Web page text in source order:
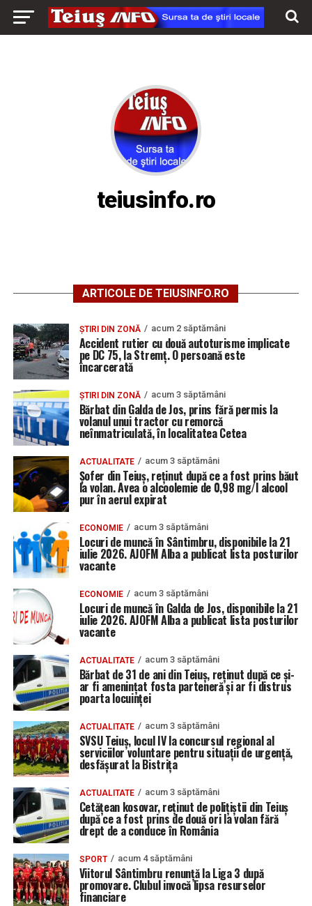
teiusinfo.ro
ARTICOLE DE TEIUSINFO.RO
ȘTIRI DIN ZONĂ acum 2 săptămâni
Accident rutier cu două autoturisme implicate
pe DC 75, la Stremț. O persoană este
încarcerată
ȘTIRI DIN ZONĂ acum 3 săptămâni
Bărbat din Galda de Jos, prins fără permis la
volanul unui tractor cu remorcă
neînmatriculată, în localitatea Cetea
ACTUALITATE acum 3 săptămâni
Șofer din Teiuș, reținut după ce a fost prins băut
la volan. Avea o alcoolemie de 0,98 mg/l alcool
pur în aerul expirat
ECONOMIE acum 3 săptămâni
Locuri de muncă în Sântimbru, disponibile la 21
iulie 2026. AJOFM Alba a publicat lista posturilor
vacante
ECONOMIE acum 3 săptămâni
Locuri de muncă în Galda de Jos, disponibile la 21
iulie 2026. AJOFM Alba a publicat lista posturilor
vacante
ACTUALITATE acum 3 săptămâni
Bărbat de 31 de ani din Teiuș, reținut după ce și-
ar fi amenințat fosta parteneră și ar fi distrus
poarta locuinței
ACTUALITATE acum 3 săptămâni
SVSU Teiuș, locul IV la concursul regional al
serviciilor voluntare pentru situații de urgență,
desfășurat la Bistrița
ACTUALITATE acum 3 săptămâni
Cetățean kosovar, reținut de polițiștii din Teiuș
după ce a fost prins de două ori la volan fără
drept de a conduce în România
SPORT acum 4 săptămâni
Viitorul Sântimbru renunță la Liga 3 după
promovare. Clubul invocă lipsa resurselor
financiare